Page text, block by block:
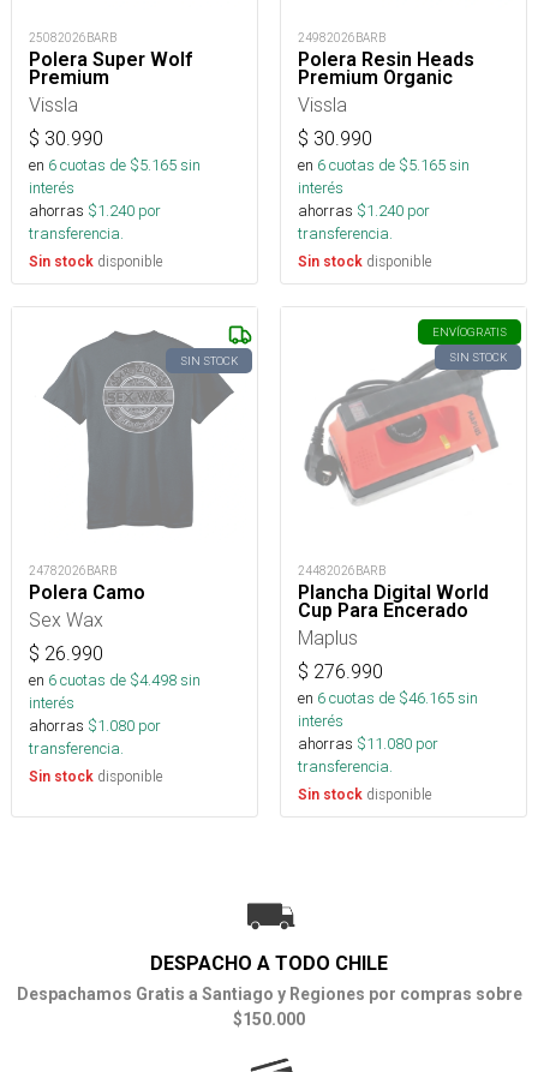
25082026BARB
Polera Super Wolf
Premium
Vissla
$ 30.990
en 6cuotas de $5.165sin
interés
ahorras $1.240 por
transferencia.
Sin stock disponible
24982026BARB
Polera Resin Heads
Premium Organic
Vissla
$ 30.990
en 6cuotas de $5.165sin
interés
ahorras $1.240 por
transferencia.
Sin stock disponible
SIN STOCK
24782026BARB
Polera Camo
Sex Wax
$ 26.990
en 6cuotas de $4.498sin
interés
ahorras $1.080 por
transferencia.
Sin stock disponible
ENVÍOGRATIS
SIN STOCK
24482026BARB
Plancha Digital World
Cup Para Encerado
Maplus
$ 276.990
en 6cuotas de $46.165sin
interés
ahorras $11.080 por
transferencia.
Sin stock disponible
DESPACHO A TODO CHILE
Despachamos Gratis a Santiago y Regiones por compras sobre
$150.000